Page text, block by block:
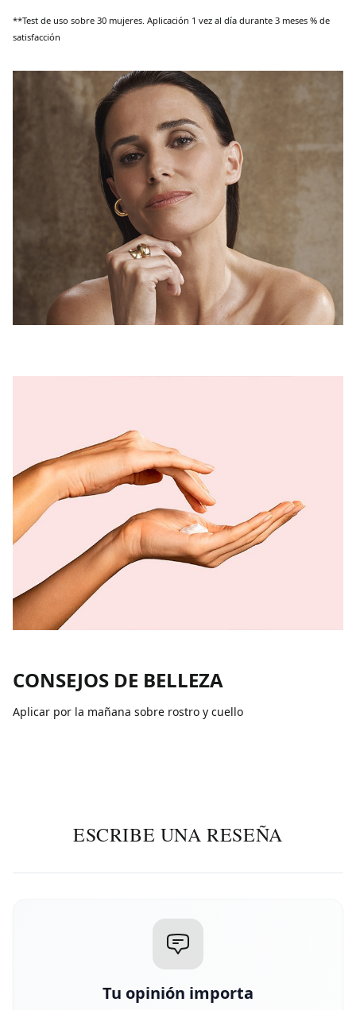
**Test de uso sobre 30 mujeres. Aplicación 1 vez al día durante 3 meses % de
satisfacción
CONSEJOS DE BELLEZA
Aplicar por la mañana sobre rostro y cuello
ESCRIBE UNA RESEÑA
Tu opinión importa